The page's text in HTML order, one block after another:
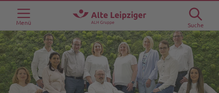
Menü Suche